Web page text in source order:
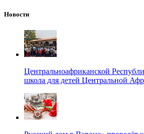
Новости
Центральноафриканской
школа для детей Центральной